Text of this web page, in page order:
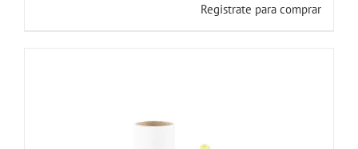
Registrate para comprar